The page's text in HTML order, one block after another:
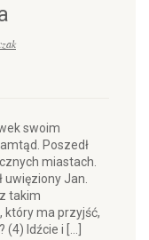
swoim
Poszedł
miastach.
uwięziony Jan.
takim
który ma przyjść,
Idźcie i […]